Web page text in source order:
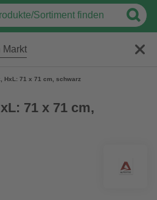
Markt
HxL: 71 x 71 cm, schwarz
71 x 71 cm,